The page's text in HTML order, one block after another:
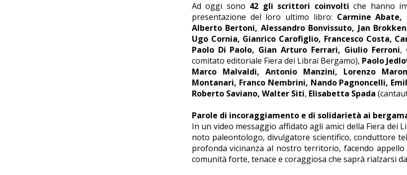
Ad oggi sono 42 gli scrittori coinvolti che hanno
presentazione del loro ultimo libro: Carmine
Alberto Bertoni, Alessandro Bonvissuto, Jan
Ugo Cornia, Gianrico Carofiglio, Francesco Costa,
Paolo Di Paolo, Gian Arturo Ferrari, Giulio Ferroni,
comitato editoriale Fiera dei Librai Bergamo), Paolo
Marco Malvaldi, Antonio Manzini, Lorenzo
Montanari, Franco Nembrini, Nando Pagnoncelli,
Roberto Saviano, Walter Siti, Elisabetta Spada
Parole di incoraggiamento e di solidarietà ai
In un video messaggio affidato agli amici della Fiera dei
noto paleontologo, divulgatore scientifico, conduttore
profonda vicinanza al nostro territorio, facendo
comunità forte, tenace e coraggiosa che saprà rialzarsi